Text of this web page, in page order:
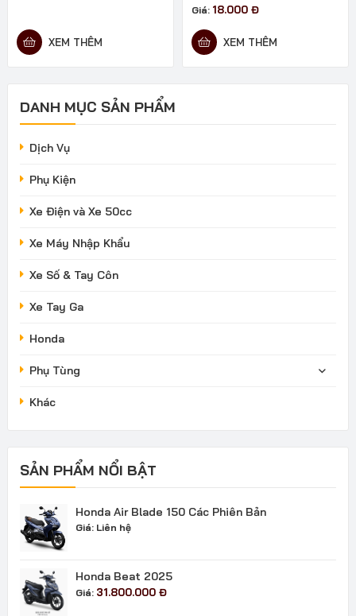
XEM THÊM
Giá: 18.000 Đ
XEM THÊM
DANH MỤC SẢN PHẨM
Dịch Vụ
Phụ Kiện
Xe Điện và Xe 50cc
Xe Máy Nhập Khẩu
Xe Số & Tay Côn
Xe Tay Ga
Honda
Phụ Tùng
Khác
SẢN PHẨM NỔI BẬT
Honda Air Blade 150 Các Phiên Bản
Giá: Liên hệ
Honda Beat 2025
Giá: 31.800.000 Đ